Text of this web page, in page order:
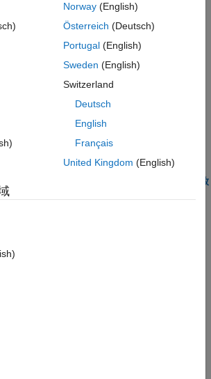
ルにおけるデータの集約
ルでデータを収集して処理します。
ングされたデータの正則化
ネルのデータのタイムスタンプを更新して不
ネルから読み取ったデータのプロット
の読み取りとプロット
タの読み取りと、線形近似によるバッテリー放
のデータを読み取ってプロットする。
表示する
を比較する
Norway(English)
Österreich (Deutsch)
Portugal(English)
Sweden (English)
Switzerland
Deutsch
English
Français
United Kingdom (English)